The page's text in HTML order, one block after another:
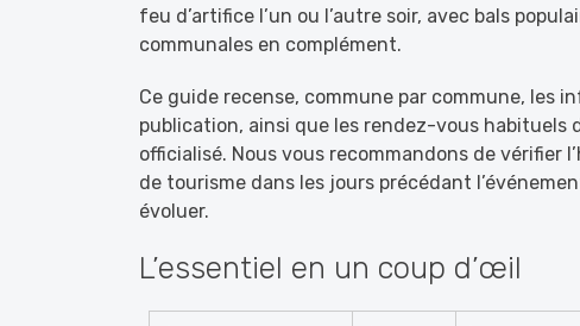
feu d’artifice l’un ou l’autre soir, avec bals
communales en complément.
Ce guide recense, commune par commune, les
publication, ainsi que les rendez-vous habituels
officialisé. Nous vous recommandons de vérifier
de tourisme dans les jours précédant
évoluer.
L’essentiel en un coup d’œil